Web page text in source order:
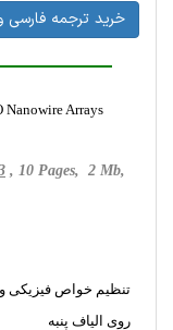
خرید ترجمه فارسی
Nanowire Arrays
, 10 Pages, 2 Mb,
روی الیاف پنبه